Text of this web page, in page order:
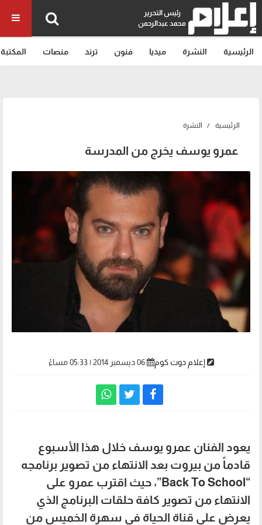
رئيس التحرير
محمد عبدالرحمن
الرئيسية النشرة ميديا فنون ترند منصات المكتبة
الرئيسية النشرة
عمرو يوسف يخرج من المدرسة
إعلام دوت كوم 06 ديسمبر 2014 | 05:33 مساءً
يعود الفنان عمرو يوسف خلال هذا الأسبوع
قادماً من بيروت بعد الانتهاء من تصوير برنامجه
“Back To School”، حيث اقترب عمرو على
الانتهاء من تصوير كافة حلقات البرنامج الذي
يعرض على قناة الحياة في سهرة الخميس من